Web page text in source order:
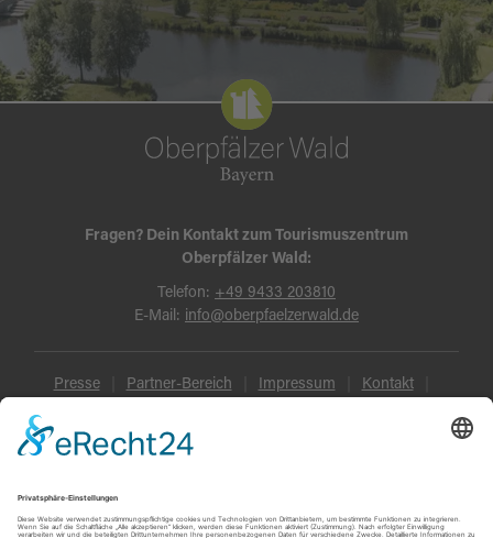
Fragen? Dein Kontakt zum Tourismuszentrum
Oberpfälzer Wald:
Telefon: +49 9433 203810
E-Mail: info@oberpfaelzerwald.de
Presse Partner-Bereich Impressum Kontakt
Datenschutz